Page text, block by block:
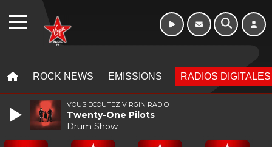
ROCK NEWS EMISSIONS RADIOS DIGITALES
VOUS ÉCOUTEZ VIRGIN RADIO
Twenty-One Pilots
Drum Show
WEBRADIO